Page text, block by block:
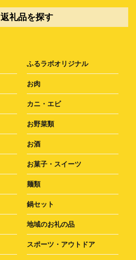
返礼品を探す
ふるラボオリジナル
お肉
カニ・エビ
お野菜類
お酒
お菓子・スイーツ
麺類
鍋セット
地域のお礼の品
スポーツ・アウトドア